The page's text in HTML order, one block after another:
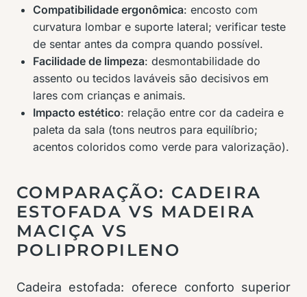
Compatibilidade ergonômica: encosto com
curvatura lombar e suporte lateral; verificar teste
de sentar antes da compra quando possível.
Facilidade de limpeza: desmontabilidade do
assento ou tecidos laváveis são decisivos em
lares com crianças e animais.
Impacto estético: relação entre cor da cadeira e
paleta da sala (tons neutros para equilíbrio;
acentos coloridos como verde para valorização).
COMPARAÇÃO: CADEIRA
ESTOFADA VS MADEIRA
MACIÇA VS
POLIPROPILENO
Cadeira estofada: oferece conforto superior